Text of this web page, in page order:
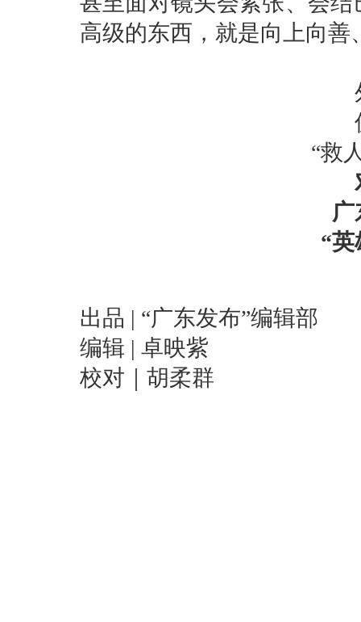
高级的东西，就是向上向善
“救
广
“
出品 | “广东发布”编辑部
编辑 | 卓映紫
校对｜胡柔群